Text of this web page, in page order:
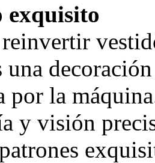
exquisito
una
por la
y visión